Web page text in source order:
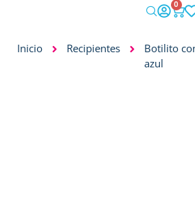
0
Inicio Recipientes
Botilito
azul